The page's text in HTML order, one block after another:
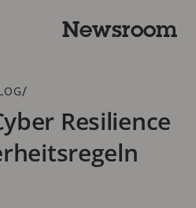
Newsroom
/
Resilience